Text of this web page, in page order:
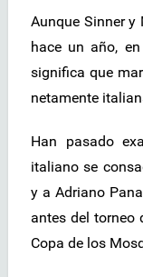
Aunque Sinner
hace un año,
significa que
netamente
Han pasado
italiano se
y a Adriano
antes del torneo
Copa de los